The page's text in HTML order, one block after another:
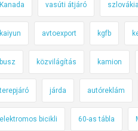
Kanada vasúti átjáró szlovákia
kaiyun avtoexport kgfb
busz közvilágítás kamion
terepjáró járda autóreklám
elektromos bicikli 60-as tábla